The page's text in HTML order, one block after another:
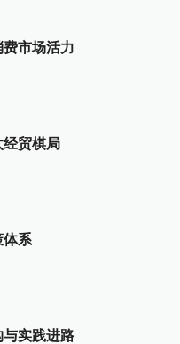
市场活力
经贸棋局
体系
实践进路